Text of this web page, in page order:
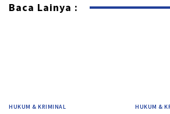
Baca Lainya :
HUKUM & KRIMINAL HUKUM &